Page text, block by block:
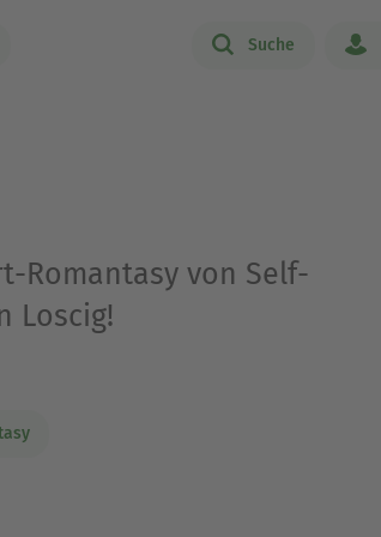
Suche
Romantasy von Self-
Loscig!